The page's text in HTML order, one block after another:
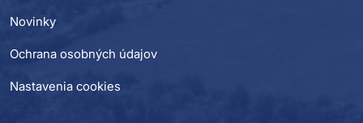
Novinky
Ochrana osobných údajov
Nastavenia cookies